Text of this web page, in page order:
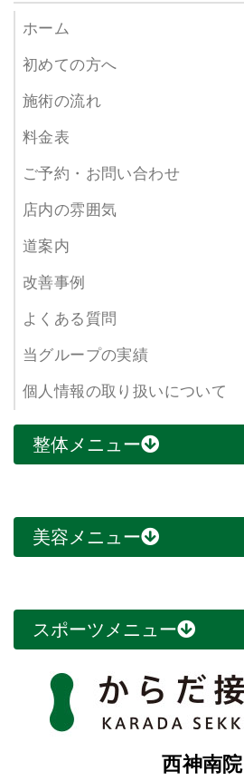
ホーム
初めての方へ
施術の流れ
料金表
ご予約・お問い合わせ
店内の雰囲気
道案内
改善事例
よくある質問
当グループの実績
個人情報の取り扱いについて
整体メニュー
美容メニュー
スポーツメニュー
西神南院